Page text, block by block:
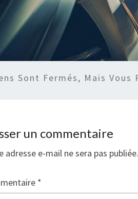
Sont Fermés, Mais Vous
un commentaire
adresse e-mail ne sera pas publiée.
*